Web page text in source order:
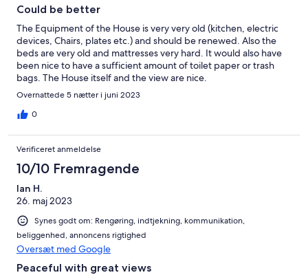
Could be better
The Equipment of the House is very very old (kitchen, electric
devices, Chairs, plates etc.) and should be renewed. Also the
beds are very old and mattresses very hard. It would also have
been nice to have a sufficient amount of toilet paper or trash
bags. The House itself and the view are nice.
Overnattede 5 nætter i juni 2023
0
Verificeret anmeldelse
10/10 Fremragende
Ian H.
26. maj 2023
Synes godt om: Rengøring, indtjekning, kommunikation,
beliggenhed, annoncens rigtighed
Oversæt med Google
Peaceful with great views